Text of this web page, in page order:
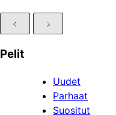
Pelit
Uudet
Parhaat
Suositut